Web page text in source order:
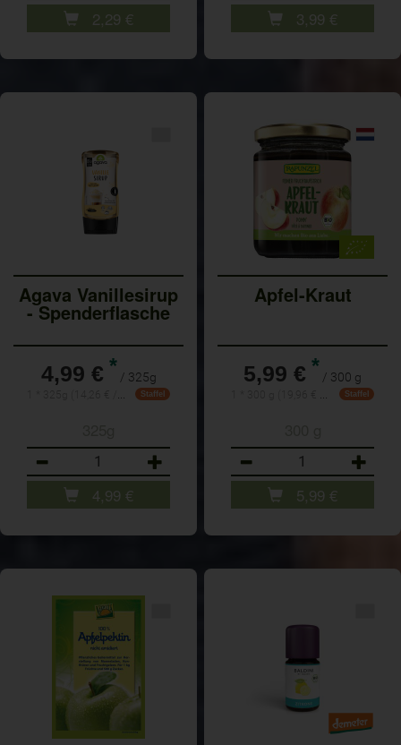
2,29 € 3,99 €
Agava Vanillesirup
- Spenderflasche
4,99 € * / 325g
Staffel
4,99 €
Apfel-Kraut
5,99 € * / 300 g
Staffel
5,99 €